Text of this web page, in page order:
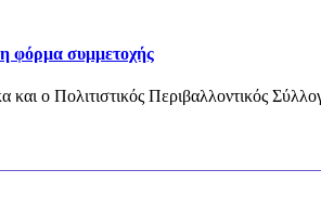
φόρμα συμμετοχής
ο Πολιτιστικός Περιβαλλοντικός